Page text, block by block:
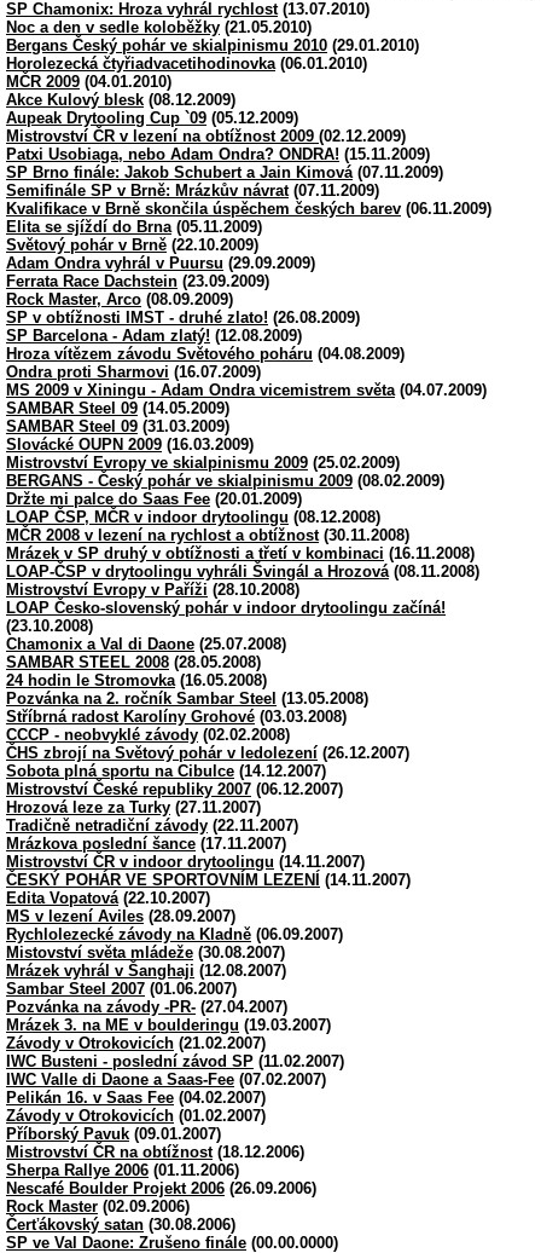
SP Chamonix: Hroza vyhrál rychlost(13.07.2010)
Noc a den v sedle koloběžky (21.05.2010)
Bergans Český pohár ve skialpinismu 2010 (29.01.2010)
Horolezecká čtyřiadvacetihodinovka (06.01.2010)
MČR 2009 (04.01.2010)
Akce Kulový blesk (08.12.2009)
Aupeak Drytooling Cup `09 (05.12.2009)
Mistrovství ČR v lezení na obtížnost 2009 (02.12.2009)
Patxi Usobiaga, nebo Adam Ondra? ONDRA! (15.11.2009)
SP Brno finále: Jakob Schubert a Jain Kimová (07.11.2009)
Semifinále SP v Brně: Mrázkův návrat(07.11.2009)
Kvalifikace v Brně skončila úspěchem českých barev (06.11.2009)
Elita se sjíždí do Brna (05.11.2009)
Světový pohár v Brně (22.10.2009)
Adam Ondra vyhrál v Puursu (29.09.2009)
Ferrata Race Dachstein (23.09.2009)
Rock Master, Arco (08.09.2009)
SP v obtížnosti IMST - druhé zlato! (26.08.2009)
SP Barcelona - Adam zlatý! (12.08.2009)
Hroza vítězem závodu Světového poháru (04.08.2009)
Ondra proti Sharmovi (16.07.2009)
MS 2009 v Xiningu - Adam Ondra vicemistrem světa (04.07.2009)
SAMBAR Steel 09 (14.05.2009)
SAMBAR Steel 09 (31.03.2009)
Slovácké OUPN 2009 (16.03.2009)
Mistrovství Evropy ve skialpinismu 2009 (25.02.2009)
BERGANS - Český pohár ve skialpinismu 2009 (08.02.2009)
Držte mi palce do Saas Fee (20.01.2009)
LOAP ČSP, MČR v indoor drytoolingu (08.12.2008)
MČR 2008 v lezení na rychlost a obtížnost(30.11.2008)
Mrázek v SP druhý v obtížnosti a třetí v kombinaci (16.11.2008)
LOAP-ČSP v drytoolingu vyhráli Švingál a Hrozová (08.11.2008)
Mistrovství Evropy v Paříži (28.10.2008)
LOAP Česko-slovenský pohár v indoor drytoolingu začíná!
(23.10.2008)
Chamonix a Val di Daone (25.07.2008)
SAMBAR STEEL 2008 (28.05.2008)
24 hodin le Stromovka (16.05.2008)
Pozvánka na 2. ročník Sambar Steel (13.05.2008)
Stříbrná radost Karolíny Grohové (03.03.2008)
CCCP - neobvyklé závody (02.02.2008)
ČHS zbrojí na Světový pohár v ledolezení (26.12.2007)
Sobota plná sportu na Cibulce (14.12.2007)
Mistrovství České republiky 2007 (06.12.2007)
Hrozová leze za Turky (27.11.2007)
Tradičně netradiční závody (22.11.2007)
Mrázkova poslední šance (17.11.2007)
Mistrovství ČR v indoor drytoolingu (14.11.2007)
ČESKÝ POHÁR VE SPORTOVNÍM LEZENÍ (14.11.2007)
Edita Vopatová (22.10.2007)
MS v lezení Aviles (28.09.2007)
Rychlolezecké závody na Kladně (06.09.2007)
Mistovství světa mládeže (30.08.2007)
Mrázek vyhrál v Šanghaji (12.08.2007)
Sambar Steel 2007 (01.06.2007)
Pozvánka na závody -PR- (27.04.2007)
Mrázek 3. na ME v boulderingu (19.03.2007)
Závody v Otrokovicích (21.02.2007)
IWC Busteni - poslední závod SP (11.02.2007)
IWC Valle di Daone a Saas-Fee (07.02.2007)
Pelikán 16. v Saas Fee (04.02.2007)
Závody v Otrokovicích (01.02.2007)
Příborský Pavuk (09.01.2007)
Mistrovství ČR na obtížnost(18.12.2006)
Sherpa Rallye 2006 (01.11.2006)
Nescafé Boulder Projekt 2006 (26.09.2006)
Rock Master (02.09.2006)
Čerťákovský satan (30.08.2006)
SP ve Val Daone: Zrušeno finále (00.00.0000)